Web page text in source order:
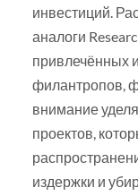
инвестиций.
аналоги
привлечённых
филантропов,
внимание
проектов,
издержки и